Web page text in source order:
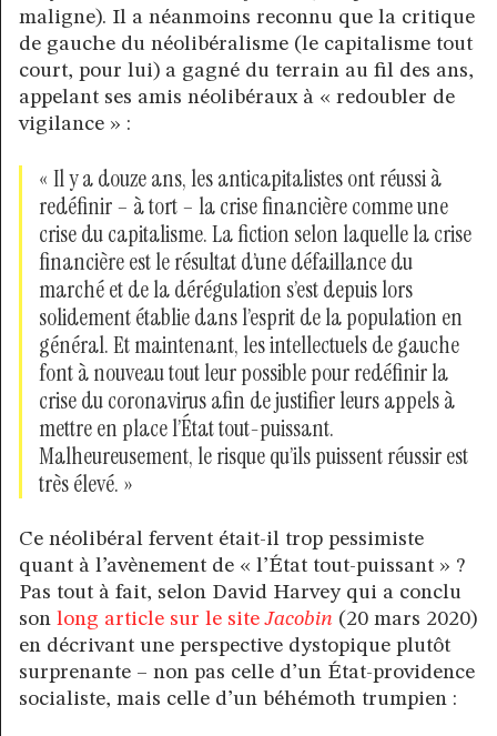
maligne). Il a néanmoins reconnu que la critique
de gauche du néolibéralisme (le capitalisme tout
court, pour lui) a gagné du terrain au fil des ans,
appelant ses amis néolibéraux à « redoubler de
vigilance » :
« Il y a douze ans, les anticapitalistes ont réussi à
redéfinir – à tort – la crise financière comme une
crise du capitalisme. La fiction selon laquelle la crise
financière est le résultat d’une défaillance du
marché et de la dérégulation s’est depuis lors
solidement établie dans l’esprit de la population en
général. Et maintenant, les intellectuels de gauche
font à nouveau tout leur possible pour redéfinir la
crise du coronavirus afin de justifier leurs appels à
mettre en place l’État tout-puissant.
Malheureusement, le risque qu’ils puissent réussir est
très élevé. »
Ce néolibéral fervent était-il trop pessimiste
quant à l’avènement de « l’État tout-puissant » ?
Pas tout à fait, selon David Harvey qui a conclu
son long article sur le siteJacobin (20 mars 2020)
en décrivant une perspective dystopique plutôt
surprenante – non pas celle d’un État-providence
socialiste, mais celle d’un béhémoth trumpien :